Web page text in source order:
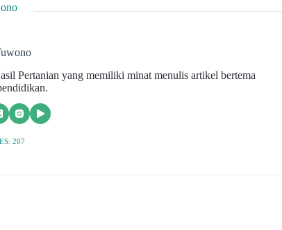
Pertanian yang memiliki minat menulis artikel bertema
207